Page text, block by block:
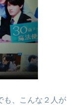
も、こんな２人が